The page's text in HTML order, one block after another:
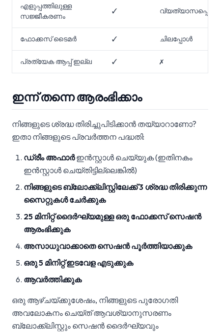
എളുപ്പത്തിലുള്ള
സജ്ജീകരണം
✓
ഫോക്കസ് ടൈമർ ✓ ചിലപ്പോൾ
പ്രത്യേക ആപ്പ് ഇല്ല ✓ ✗
ഇന്ന് തന്നെ ആരംഭിക്കാം
നിങ്ങളുടെ ശ്രദ്ധ തിരിച്ചുപിടിക്കാൻ തയ്യാറാണോ?
ഇതാ നിങ്ങളുടെ പ്രവർത്തന പദ്ധതി:
ഡ്രീം അഫാർഇൻസ്റ്റാൾ ചെയ്യുക (ഇതിനകം
ഇൻസ്റ്റാൾ ചെയ്തിട്ടില്ലെങ്കിൽ)
നിങ്ങളുടെ ബ്ലോക്ക്‌ലിസ്റ്റിലേക്ക് 3 ശ്രദ്ധ തിരിക്കുന്ന
സൈറ്റുകൾ ചേർക്കുക
25 മിനിറ്റ് ദൈർഘ്യമുള്ള ഒരു ഫോക്കസ് സെഷൻ
ആരംഭിക്കുക
അസാധുവാക്കാതെ സെഷൻ പൂർത്തിയാക്കുക
ഒരു 5 മിനിറ്റ് ഇടവേള എടുക്കുക
ആവർത്തിക്കുക
ഒരു ആഴ്ചയ്ക്കുശേഷം, നിങ്ങളുടെ പുരോഗതി
അവലോകനം ചെയ്ത് ആവശ്യാനുസരണം
ബ്ലോക്ക്‌ലിസ്റ്റും സെഷൻ ദൈർഘ്യവും